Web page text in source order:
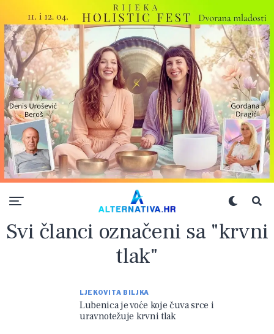
Svi članci označeni sa "krvni
tlak"
LJEKOVITA BILJKA
Lubenica je voće koje čuva srce i
uravnotežuje krvni tlak